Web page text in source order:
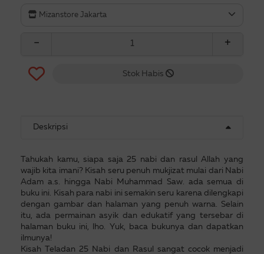
Mizanstore Jakarta
− +
Stok Habis
Deskripsi
Tahukah kamu, siapa saja 25 nabi dan rasul Allah yang
wajib kita imani? Kisah seru penuh mukjizat mulai dari Nabi
Adam a.s. hingga Nabi Muhammad Saw. ada semua di
buku ini. Kisah para nabi ini semakin seru karena dilengkapi
dengan gambar dan halaman yang penuh warna. Selain
itu, ada permainan asyik dan edukatif yang tersebar di
halaman buku ini, lho. Yuk, baca bukunya dan dapatkan
ilmunya!
Kisah Teladan 25 Nabi dan Rasul sangat cocok menjadi